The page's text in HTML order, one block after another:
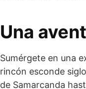
Una
Sumérgete en una
rincón esconde
de Samarcanda